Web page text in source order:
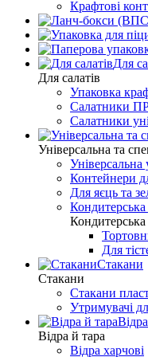
Крафтові
Для
Для салатів
Упаковка
Салатники
Салатники
Універсальна та
Універсальна
Контейнери
Для яєць та
Кондитерська
Кондитерська
Для
Стакани
Стакани
Стакани
Утримувачі
Відра й тара
Відра харчові